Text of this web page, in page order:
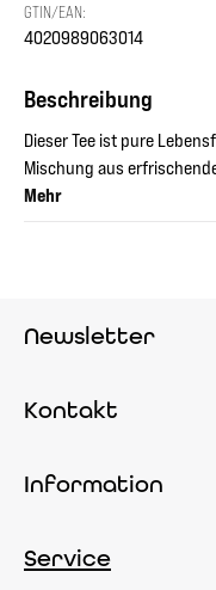
GTIN/EAN:
4020989063014
Beschreibung
Dieser Tee ist pure
Mischung aus
Mehr
Newsletter
Kontakt
Information
Service